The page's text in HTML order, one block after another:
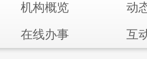
机构概览
动
在线办事
互